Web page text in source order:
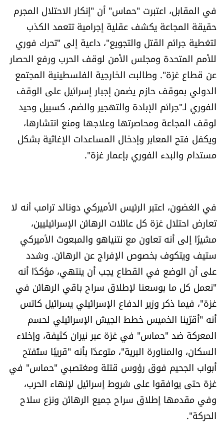
كاميرا
سجالات
صحّة وصحن
الرياضة
منوّعات
حظّك اليوم
فيديو
من نحن
للتواصل معنا
شروط الاستخدام
شروط الإشتراك
Digital solutions by
في المقابل، اعتبرت "حماس" أن "إنكار الاحتلال المجرم
حقيقة المجاعة يكشف عقلية إجرامية تتعمد الكذب
لتغطية جرائم القتل والتجويع"، داعية إلى "تحرك فوري
للأمم المتحدة ومجلس الأمن لوقف الحرب ورفع الحصار
عن قطاع غزة". وطالبت الخارجية الفلسطينية المجتمع
الدولي بموقف حازم يضمن إجبار إسرائيل على الوقف
الفوري لـ"جرائم الإبادة والتهجير والضم، كسبيل وحيد
لوقف المجاعة ومحاصرتها وعلاجها ومنع انتشارها،
ويكفل فتح المعابر وإدخال المساعدات الإغاثية بشكل
مستدام والبدء الفوري بإعمار غزة".
في الغضون، اعتبر الرئيس الأميركي دونالد ترامب أنه لا
تعارض احتلال غزة كل عائلات الرهائن الإسرائيليين،
مشيرًا إلى أنه تعاون مع نتنياهو والمبعوث الأميركي
ستيف ويتكوف بخصوص الإفراج عن الرهائن. وشدد
على أن الوضع في القطاع يجب أن ينتهي، مؤكدًا أنه
"نعمل كل ما بوسعنا لإطلاق سراح باقي الرهائن في
غزة"، فيما ذكر وزير الدفاع الإسرائيلي يسرائيل كاتس
أنه "أقرّينا الخميس خطط الجيش الإسرائيلي لحسم
المعركة ضد "حماس" في غزة عبر نيران كثيفة، وإخلاء
السكان، والمناورة البرية"، متوعدًا بأنه "قريبًا ستُفتح
أبواب الجحيم فوق رؤوس قتلة ومغتصبي "حماس" في
غزة حتى يوافقوا على شروط إسرائيل لإنهاء الحرب،
وفي مقدمها إطلاق سراح جميع الرهائن ونزع سلاح
الحركة".